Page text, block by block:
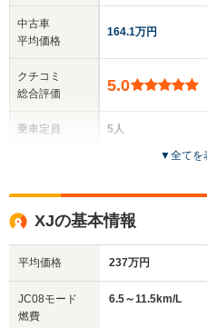
中古車
平均価格
クチコミ
総合評価
乗車定員
サイズ
(全長x全幅x全高)
164.1万円
5.0
5人
全幅
1.88m
▼全てを
XJの基本情報
平均価格 237万円
JC08モード
燃費
6.5～11.5km/L